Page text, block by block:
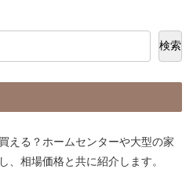
検索
える？ホームセンターや大型の家
、相場価格と共に紹介します。